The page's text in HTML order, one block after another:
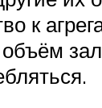
к